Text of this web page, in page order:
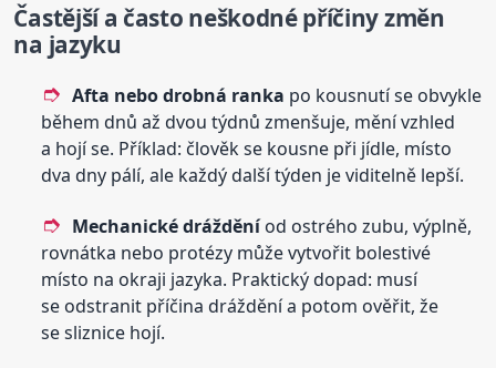
Častější a často neškodné příčiny změn
na jazyku
Afta nebo drobná ranka po kousnutí se obvykle
během dnů až dvou týdnů zmenšuje, mění vzhled
a hojí se. Příklad: člověk se kousne při jídle, místo
dva dny pálí, ale každý další týden je viditelně lepší.
Mechanické drážděníod ostrého zubu, výplně,
rovnátka nebo protézy může vytvořit bolestivé
místo na okraji jazyka. Praktický dopad: musí
se odstranit příčina dráždění a potom ověřit, že
se sliznice hojí.